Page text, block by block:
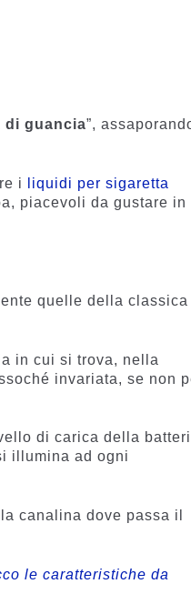
di guancia”,
i
liquidi per sigaretta
piacevoli da gustare in
quelle della classica
in cui si trova, nella
invariata, se non
di carica della
illumina ad ogni
canalina dove passa il
le caratteristiche da